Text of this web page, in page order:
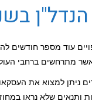
בשנת
עוד מספר
אשר מתרחשים ברחבי
ניתן למצוא את
ותנאים שלא נראו